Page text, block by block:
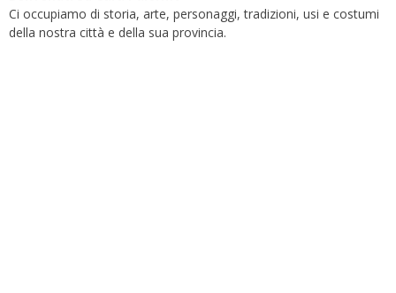
Ci occupiamo di storia, arte, personaggi, tradizioni, usi e costumi
della nostra città e della sua provincia.